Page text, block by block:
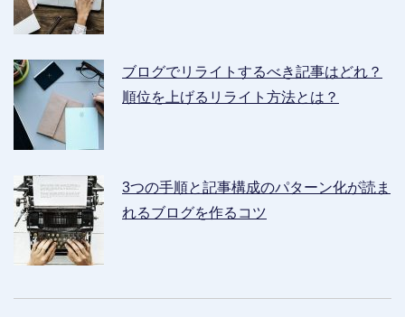
ブログでリライトするべき記事はどれ？
順位を上げるリライト方法とは？
3つの手順と記事構成のパターン化が読ま
れるブログを作るコツ